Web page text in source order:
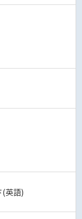
(英語)